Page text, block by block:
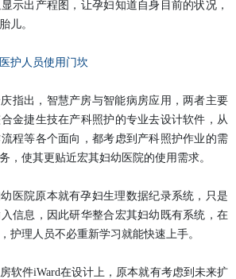
示出产程图，让孕妇知道自身目前的状况，
儿。
护人员使用门坎
指出，智慧产房与智能病房应用，两者主要
金捷生技在产科照护的专业去设计软件，从
程等各个面向，都考虑到产科照护作业的需
，使其更贴近宏其妇幼 医院的使用需求。
医院原本就有孕妇生理数据纪录系统，只是
信息，因此研华整合宏其妇幼 既有系统，在
护理人员不必重新学习就能快速上手。
软件iWard在设计上，原本就有考虑到未来扩